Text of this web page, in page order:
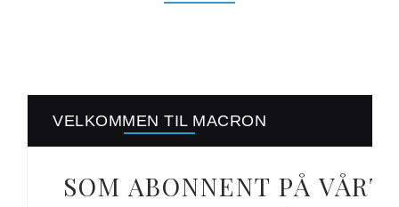
VELKOMMEN TIL MACRON
SOM ABONNENT PÅ VÅRT